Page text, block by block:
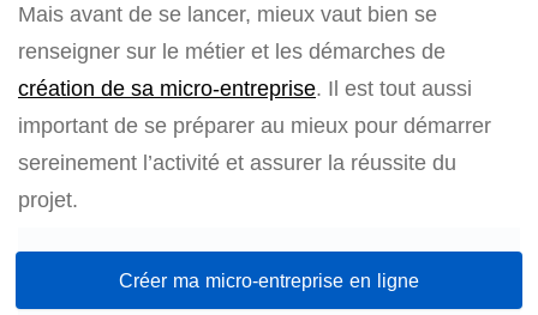
Mais avant de se lancer, mieux vaut bien se
renseigner sur le métier et les démarches de
création de sa micro-entreprise. Il est tout aussi
important de se préparer au mieux pour démarrer
sereinement l’activité et assurer la réussite du
projet.
Créer ma micro-entreprise en ligne